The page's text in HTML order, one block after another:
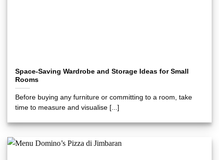
Space-Saving Wardrobe and Storage Ideas for Small
Rooms
Before buying any furniture or committing to a room, take
time to measure and visualise [...]